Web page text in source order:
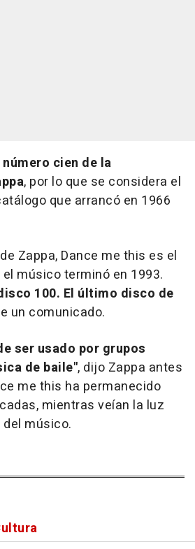
número cien de la
, por lo que se considera el
que arrancó en 1966
Zappa, Dance me this es el
músico terminó en 1993.
100. El último disco de
un comunicado.
ser usado por grupos
de baile", dijo Zappa antes
me this ha permanecido
mientras veían la luz
músico.